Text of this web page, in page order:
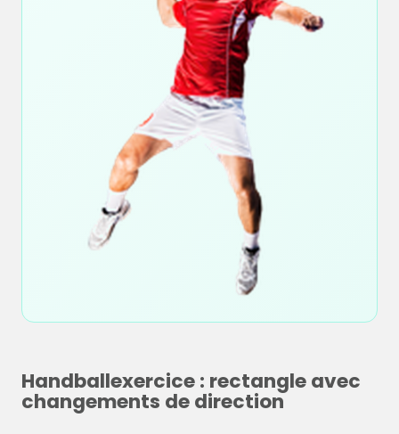
Handballexercice : rectangle avec
changements de direction